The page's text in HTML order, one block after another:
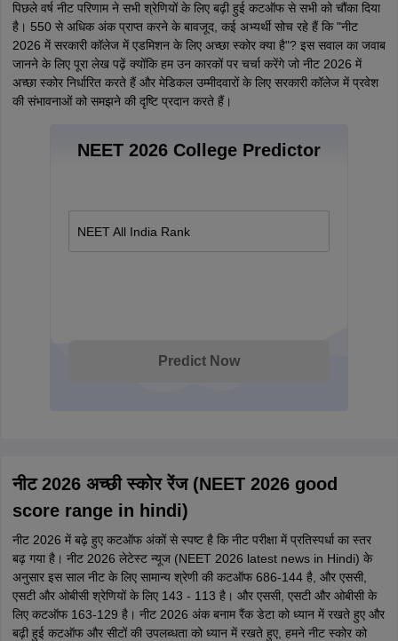
पिछले वर्ष नीट परिणाम ने सभी श्रेणियों के लिए बढ़ी हुई कटऑफ से सभी को चौंका दिया
है। 550 से अधिक अंक प्राप्त करने के बावजूद, कई अभ्यर्थी सोच रहे हैं कि "नीट
2026 में सरकारी कॉलेज में एडमिशन के लिए अच्छा स्कोर क्या है"? इस सवाल का जवाब
जानने के लिए पूरा लेख पढ़ें क्योंकि हम उन कारकों पर चर्चा करेंगे जो नीट 2026 में
अच्छा स्कोर निर्धारित करते हैं और मेडिकल उम्मीदवारों के लिए सरकारी कॉलेज में प्रवेश
की संभावनाओं को समझने की दृष्टि प्रदान करते हैं।
NEET 2026 College Predictor
NEET All India Rank
Predict Now
नीट 2026 अच्छी स्कोर रेंज (NEET 2026 good
score range in hindi)
नीट 2026 में बढ़े हुए कटऑफ अंकों से स्पष्ट है कि नीट परीक्षा में प्रतिस्पर्धा का स्तर
बढ़ गया है। नीट 2026 लेटेस्ट न्यूज (NEET 2026 latest news in Hindi) के
अनुसार इस साल नीट के लिए सामान्य श्रेणी की कटऑफ 686-144 है, और एससी,
एसटी और ओबीसी श्रेणियों के लिए 143 - 113 है। और एससी, एसटी और ओबीसी के
लिए कटऑफ 163-129 है। नीट 2026 अंक बनाम रैंक डेटा को ध्यान में रखते हुए और
बढ़ी हुई कटऑफ और सीटों की उपलब्धता को ध्यान में रखते हुए, हमने नीट स्कोर को